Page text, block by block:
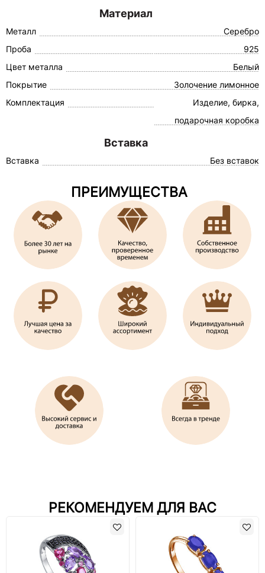
Материал
Металл
Серебро
Проба
925
Цвет металла
Белый
Покрытие
Золочение лимонное
Комплектация
Изделие, бирка,
подарочная коробка
Вставка
Вставка Без вставок
ПРЕИМУЩЕСТВА
РЕКОМЕНДУЕМ ДЛЯ ВАС